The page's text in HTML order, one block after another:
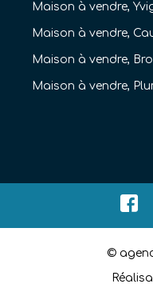
Maison à vendre,
Maison à vendre,
Maison à vendre,
Maison à vendre,
©